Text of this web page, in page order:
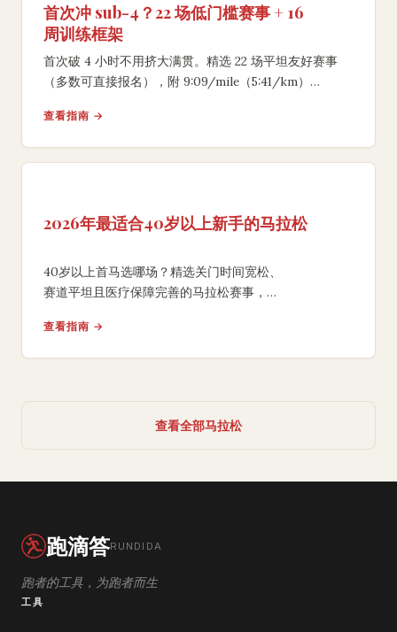
首次冲 sub-4？22 场低门槛赛事 + 16
周训练框架
首次破 4 小时不用挤大满贯。精选 22 场平坦友好赛事
（多数可直接报名），附 9:09/mile（5:41/km）
查看指南 →
2026年最适合40岁以上新手的马拉松
40岁以上首马选哪场？精选关门时间宽松、
赛道平坦且医疗保障完善的马拉松赛事，
查看指南 →
查看全部马拉松
跑滴答RUNDIDA
跑者的工具，为跑者而生
工具